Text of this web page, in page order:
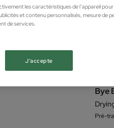
Bye
Pré-
les caractéristiques de l’appareil
et contenu personnalisés, mesure de
de services.
J'accepte